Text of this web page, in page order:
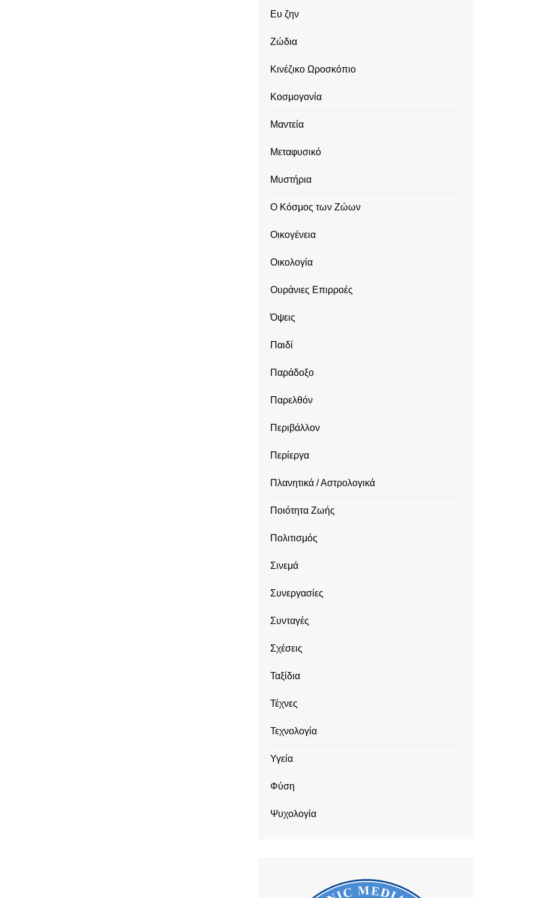
Ευ ζην
Ζώδια
Κινέζικο Ωροσκόπιο
Κοσμογονία
Μαντεία
Μεταφυσικό
Μυστήρια
Ο Κόσμος των Ζώων
Οικογένεια
Οικολογία
Ουράνιες Επιρροές
Όψεις
Παιδί
Παράδοξο
Παρελθόν
Περιβάλλον
Περίεργα
Πλανητικά / Αστρολογικά
Ποιότητα Ζωής
Πολιτισμός
Σινεμά
Συνεργασίες
Συνταγές
Σχέσεις
Ταξίδια
Τέχνες
Τεχνολογία
Υγεία
Φύση
Ψυχολογία